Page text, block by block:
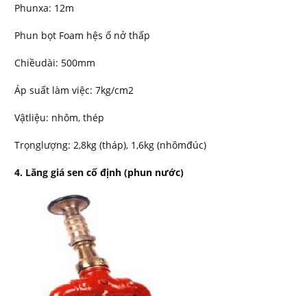
Phunxa: 12m
Phun bọt Foam hệs ố nở thấp
Chiềudài: 500mm
Áp suất làm việc: 7kg/cm2
Vậtliệu: nhôm, thép
Trọnglượng: 2,8kg (tháp), 1,6kg (nhômđúc)
4. Lăng giá sen cố định (phun nước)